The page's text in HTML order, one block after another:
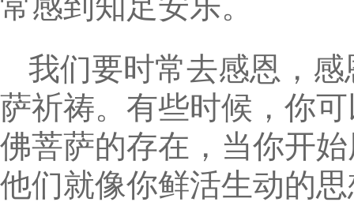
我们要时常去感恩，
萨祈祷。有些时候，你
佛菩萨的存在，当你开
他们就像你鲜活生动的